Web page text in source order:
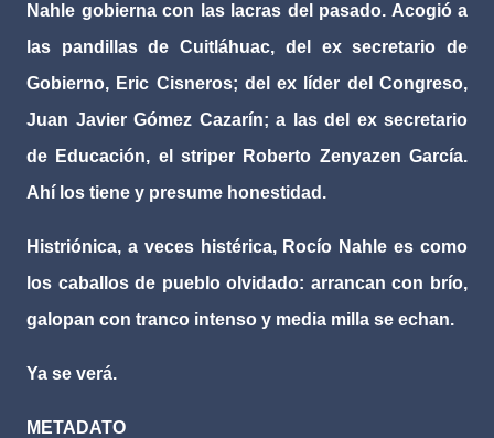
Nahle gobierna con las lacras del pasado. Acogió a
las pandillas de Cuitláhuac, del ex secretario de
Gobierno, Eric Cisneros; del ex líder del Congreso,
Juan Javier Gómez Cazarín; a las del ex secretario
de Educación, el striper Roberto Zenyazen García.
Ahí los tiene y presume honestidad.
Histriónica, a veces histérica, Rocío Nahle es como
los caballos de pueblo olvidado: arrancan con brío,
galopan con tranco intenso y media milla se echan.
Ya se verá.
METADATO